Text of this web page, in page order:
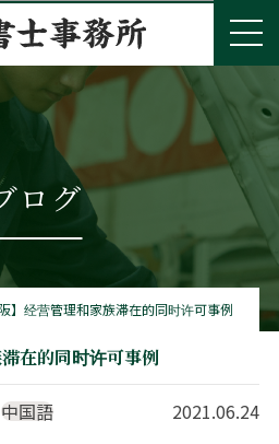
ログ
阪】经营管理和家族滞在的同时许可事例
在的同时许可事例
中国語 2021.06.24